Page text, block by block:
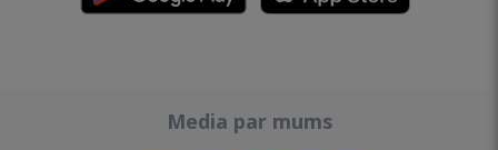
Media par mums